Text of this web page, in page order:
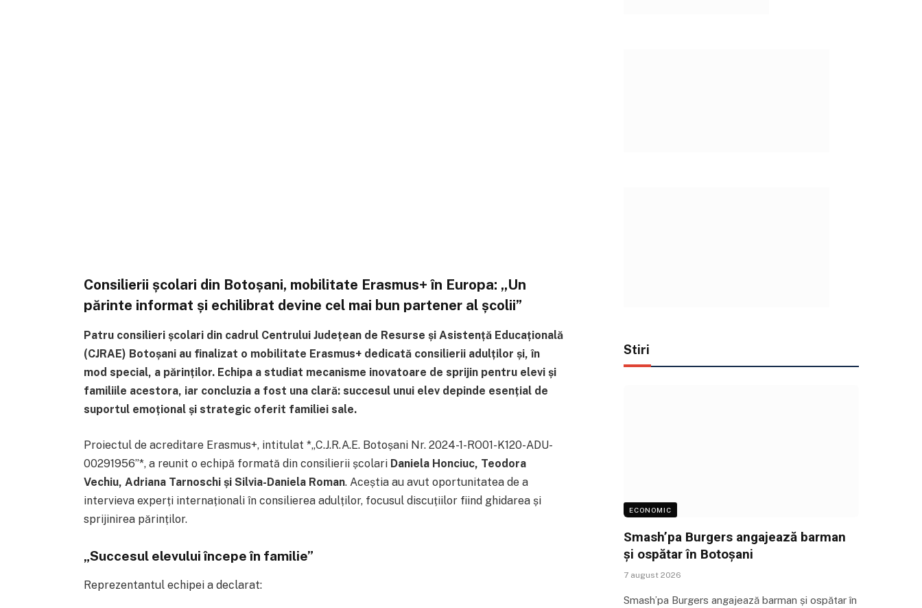
Consilierii școlari din Botoșani, mobilitate Erasmus+ în Europa: „Un
părinte informat și echilibrat devine cel mai bun partener al școlii”
Patru consilieri școlari din cadrul Centrului Județean de Resurse și Asistență Educațională
(CJRAE) Botoșani au finalizat o mobilitate Erasmus+ dedicată consilierii adulților și, în
mod special, a părinților. Echipa a studiat mecanisme inovatoare de sprijin pentru elevi și
familiile acestora, iar concluzia a fost una clară: succesul unui elev depinde esențial de
suportul emoțional și strategic oferit familiei sale.
Proiectul de acreditare Erasmus+, intitulat *„C.J.R.A.E. Botoșani Nr. 2024-1-RO01-K120-ADU-
00291956”*, a reunit o echipă formată din consilierii școlari Daniela Honciuc, Teodora
Vechiu, Adriana Tarnoschi și Silvia-Daniela Roman. Aceștia au avut oportunitatea de a
intervieva experți internaționali în consilierea adulților, focusul discuțiilor fiind ghidarea și
sprijinirea părinților.
„Succesul elevului începe în familie”
Reprezentantul echipei a declarat:
Stiri
ECONOMIC
Smash’pa Burgers angajează barman
și ospătar în Botoșani
7 august 2026
Smash’pa Burgers angajează barman și ospătar în